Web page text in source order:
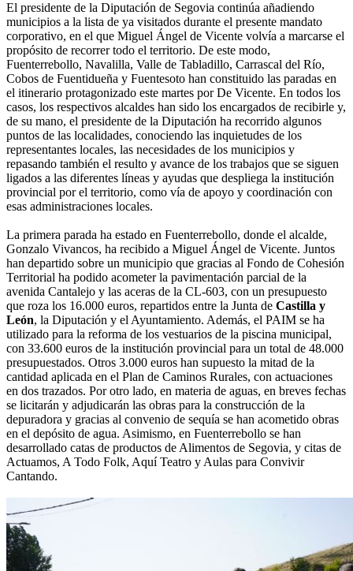
El presidente de la Diputación de Segovia continúa añadiendo
municipios a la lista de ya visitados durante el presente mandato
corporativo, en el que Miguel Ángel de Vicente volvía a marcarse el
propósito de recorrer todo el territorio. De este modo,
Fuenterrebollo, Navalilla, Valle de Tabladillo, Carrascal del Río,
Cobos de Fuentidueña y Fuentesoto han constituido las paradas en
el itinerario protagonizado este martes por De Vicente. En todos los
casos, los respectivos alcaldes han sido los encargados de recibirle y,
de su mano, el presidente de la Diputación ha recorrido algunos
puntos de las localidades, conociendo las inquietudes de los
representantes locales, las necesidades de los municipios y
repasando también el resulto y avance de los trabajos que se siguen
ligados a las diferentes líneas y ayudas que despliega la institución
provincial por el territorio, como vía de apoyo y coordinación con
esas administraciones locales.
La primera parada ha estado en Fuenterrebollo, donde el alcalde,
Gonzalo Vivancos, ha recibido a Miguel Ángel de Vicente. Juntos
han departido sobre un municipio que gracias al Fondo de Cohesión
Territorial ha podido acometer la pavimentación parcial de la
avenida Cantalejo y las aceras de la CL-603, con un presupuesto
que roza los 16.000 euros, repartidos entre la Junta de Castilla y
León, la Diputación y el Ayuntamiento. Además, el PAIM se ha
utilizado para la reforma de los vestuarios de la piscina municipal,
con 33.600 euros de la institución provincial para un total de 48.000
presupuestados. Otros 3.000 euros han supuesto la mitad de la
cantidad aplicada en el Plan de Caminos Rurales, con actuaciones
en dos trazados. Por otro lado, en materia de aguas, en breves fechas
se licitarán y adjudicarán las obras para la construcción de la
depuradora y gracias al convenio de sequía se han acometido obras
en el depósito de agua. Asimismo, en Fuenterrebollo se han
desarrollado catas de productos de Alimentos de Segovia, y citas de
Actuamos, A Todo Folk, Aquí Teatro y Aulas para Convivir
Cantando.